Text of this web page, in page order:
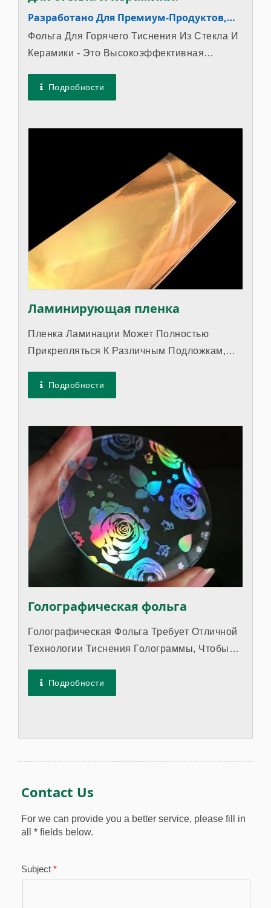
Разработано Для Премиум-Продуктов,
Сочетая Роскошь И Долговечность.
Фольга Для Горячего Тиснения Из Стекла И
Керамики - Это Высокоэффективная
Специально...
Подробности
Ламинирующая пленка
Пленка Ламинации Может Полностью
Прикрепляться К Различным Подложкам,
Подробности
Голографическая фольга
Голографическая Фольга Требует Отличной
Технологии Тиснения Голограммы, Чтобы
Привлечь...
Подробности